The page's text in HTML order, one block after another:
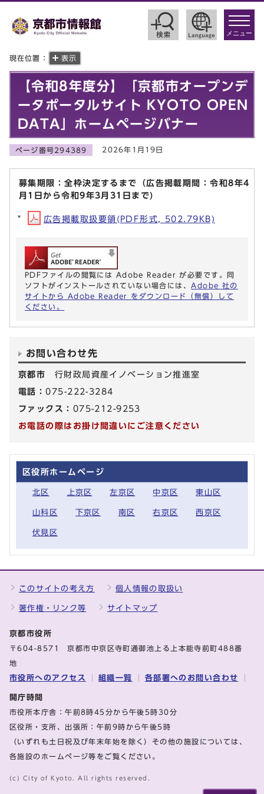
toggle
メニュー
現在位置： 表示
【令和8年度分】「京都市オープンデ
ータポータルサイト KYOTO OPEN
DATA」ホームページバナー
ページ番号294389 2026年1月19日
募集期限：全枠決定するまで（広告掲載期間：令和8年4
月1日から令和9年3月31日まで)
広告掲載取扱要領(PDF形式, 502.79KB)
PDFファイルの閲覧には Adobe Reader が必要です。同
ソフトがインストールされていない場合には、 Adobe 社の
サイトから Adobe Reader をダウンロード（無償）して
ください。
お問い合わせ先
京都市 行財政局資産イノベーション推進室
電話：075-222-3284
ファックス： 075-212-9253
お電話の際はお掛け間違いにご注意ください
区役所ホームページ
北区 上京区 左京区 中京区 東山区
山科区 下京区 南区 右京区 西京区
伏見区
このサイトの考え方 個人情報の取扱い
著作権・リンク等 サイトマップ
京都市役所
〒604-8571 京都市中京区寺町通御池上る上本能寺前町488番
地
市役所へのアクセス 組織一覧 各部署へのお問い合わせ
開庁時間
市役所本庁舎：午前8時45分から午後5時30分
区役所・支所、出張所：午前9時から午後5時
（いずれも土日祝及び年末年始を除く）その他の施設については、
各施設のホームページ等をご覧ください。
(c) City of Kyoto. All rights reserved.